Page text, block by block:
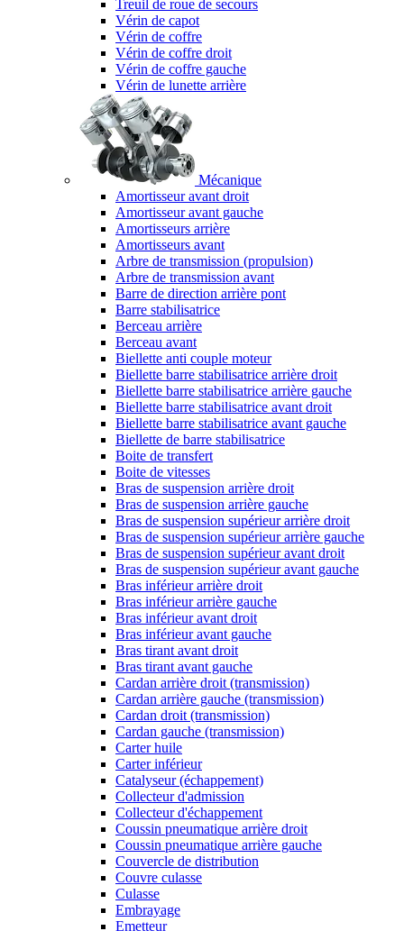
Treuil de roue de secours
Vérin de capot
Vérin de coffre
Vérin de coffre droit
Vérin de coffre gauche
Vérin de lunette arrière
Mécanique
Amortisseur avant droit
Amortisseur avant gauche
Amortisseurs arrière
Amortisseurs avant
Arbre de transmission (propulsion)
Arbre de transmission avant
Barre de direction arrière pont
Barre stabilisatrice
Berceau arrière
Berceau avant
Biellette anti couple moteur
Biellette barre stabilisatrice arrière droit
Biellette barre stabilisatrice arrière gauche
Biellette barre stabilisatrice avant droit
Biellette barre stabilisatrice avant gauche
Biellette de barre stabilisatrice
Boite de transfert
Boite de vitesses
Bras de suspension arrière droit
Bras de suspension arrière gauche
Bras de suspension supérieur arrière droit
Bras de suspension supérieur arrière gauche
Bras de suspension supérieur avant droit
Bras de suspension supérieur avant gauche
Bras inférieur arrière droit
Bras inférieur arrière gauche
Bras inférieur avant droit
Bras inférieur avant gauche
Bras tirant avant droit
Bras tirant avant gauche
Cardan arrière droit (transmission)
Cardan arrière gauche (transmission)
Cardan droit (transmission)
Cardan gauche (transmission)
Carter huile
Carter inférieur
Catalyseur (échappement)
Collecteur d'admission
Collecteur d'échappement
Coussin pneumatique arrière droit
Coussin pneumatique arrière gauche
Couvercle de distribution
Couvre culasse
Culasse
Embrayage
Emetteur